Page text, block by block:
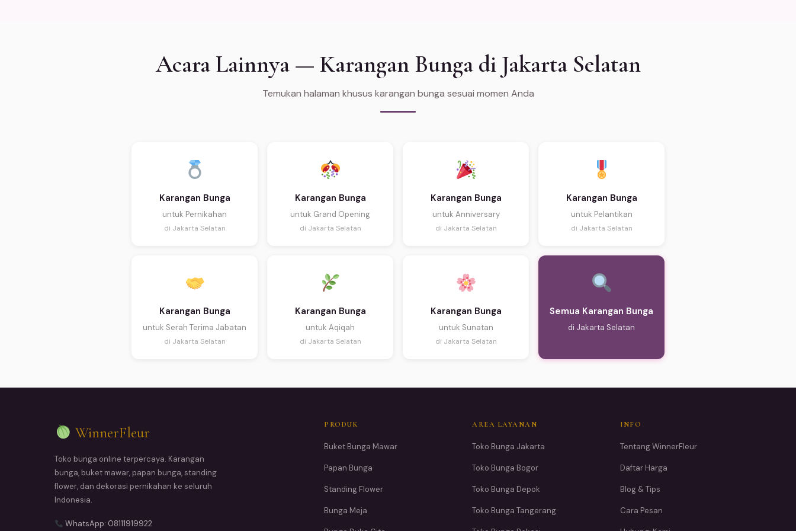
Acara Lainnya — Karangan Bunga di Jakarta Selatan
Temukan halaman khusus karangan bunga sesuai momen Anda
Karangan Bunga
untuk Pernikahan
di Jakarta Selatan
Karangan Bunga
untuk Grand Opening
di Jakarta Selatan
Karangan Bunga
untuk Anniversary
di Jakarta Selatan
Karangan Bunga
untuk Pelantikan
di Jakarta Selatan
Karangan Bunga
untuk Serah Terima Jabatan
di Jakarta Selatan
Karangan Bunga
untuk Aqiqah
di Jakarta Selatan
Karangan Bunga
untuk Sunatan
di Jakarta Selatan
Semua Karangan Bunga
di Jakarta Selatan
WinnerFleur
Toko bunga online terpercaya. Karangan
bunga, buket mawar, papan bunga, standing
flower, dan dekorasi pernikahan ke seluruh
Indonesia.
WhatsApp: 08111919922
PRODUK
Buket Bunga Mawar
Papan Bunga
Standing Flower
Bunga Meja
AREA LAYANAN
Toko Bunga Jakarta
Toko Bunga Bogor
Toko Bunga Depok
Toko Bunga Tangerang
INFO
Tentang WinnerFleur
Daftar Harga
Blog & Tips
Cara Pesan